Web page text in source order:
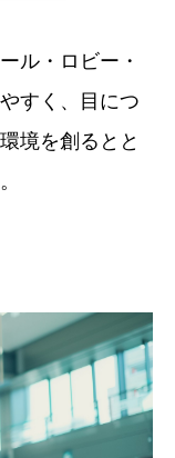
ル・ロビー・
すく、目につ
境を創るとと